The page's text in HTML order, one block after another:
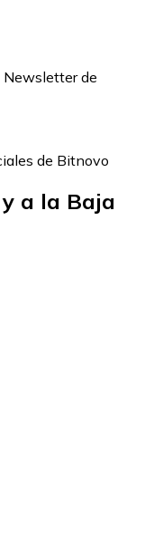
de
de Bitnovo
a la Baja